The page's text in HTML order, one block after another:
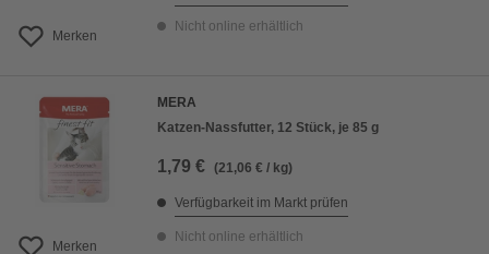
Merken
Nicht online erhältlich
Merken
MERA
Katzen-Nassfutter, 12 Stück, je 85 g
1,79 € (21,06 € / kg)
Verfügbarkeit im Markt prüfen
Nicht online erhältlich